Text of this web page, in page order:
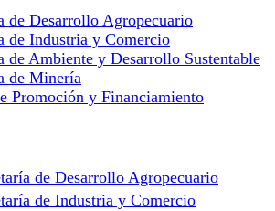
de Desarrollo Agropecuario
de Industria y Comercio
de Ambiente y Desarrollo Sustentable
de Minería
Promoción y Financiamiento
de Desarrollo Agropecuario
de Industria y Comercio